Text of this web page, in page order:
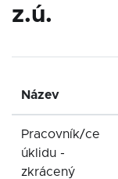
z.ú.
Název
Pracovník/ce
úklidu -
zkrácený